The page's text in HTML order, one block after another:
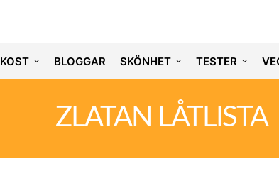
KOST BLOGGAR SKÖNHET TESTER
ZLATAN LÅTLISTA